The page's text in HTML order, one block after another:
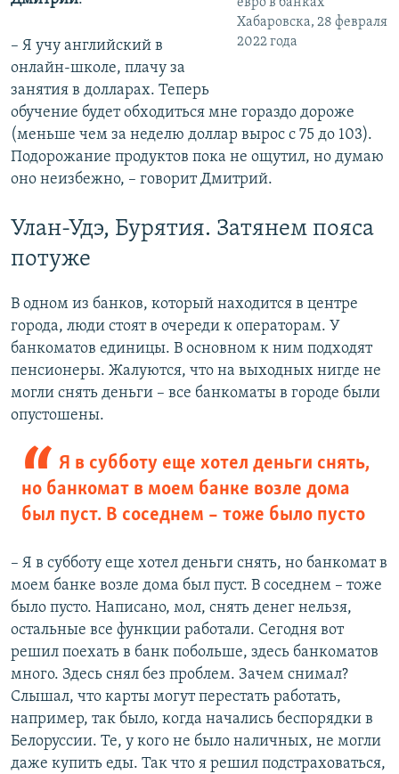
Хабаровска, 28 февраля
2022 года
– Я учу английский в
онлайн-школе, плачу за
занятия в долларах. Теперь
обучение будет обходиться мне гораздо дороже
(меньше чем за неделю доллар вырос с 75 до 103).
Подорожание продуктов пока не ощутил, но думаю
оно неизбежно, – говорит Дмитрий.
Улан-Удэ, Бурятия. Затянем пояса
потуже
В одном из банков, который находится в центре
города, люди стоят в очереди к операторам. У
банкоматов единицы. В основном к ним подходят
пенсионеры. Жалуются, что на выходных нигде не
могли снять деньги – все банкоматы в городе были
опустошены.
Я в субботу еще хотел деньги снять,
но банкомат в моем банке возле дома
был пуст. В соседнем – тоже было пусто
– Я в субботу еще хотел деньги снять, но банкомат в
моем банке возле дома был пуст. В соседнем – тоже
было пусто. Написано, мол, снять денег нельзя,
остальные все функции работали. Сегодня вот
решил поехать в банк побольше, здесь банкоматов
много. Здесь снял без проблем. Зачем снимал?
Слышал, что карты могут перестать работать,
например, так было, когда начались беспорядки в
Белоруссии. Те, у кого не было наличных, не могли
даже купить еды. Так что я решил подстраховаться,